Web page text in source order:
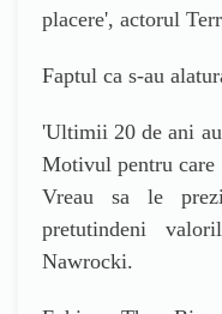
placere', actorul
Faptul ca s-au
'Ultimii 20 de ani
Motivul pentru care
Vreau sa le
pretutindeni
Nawrocki.